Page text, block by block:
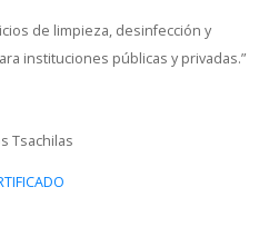
de limpieza, desinfección y
instituciones públicas y privadas.”
Tsachila